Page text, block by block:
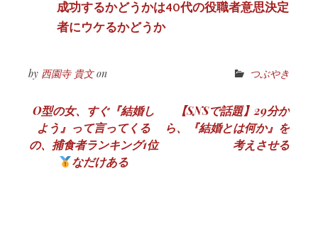
成功するかどうかは40代の役職者意思決定
者にウケるかどうか
by 西園寺 貴文on つぶやき
投
稿
O型の女、すぐ『結婚し
よう』って言ってくる
の、捕食者ランキング1位
なだけある
【SNSで話題】29分か
ら、『結婚とは何か』を
考えさせる